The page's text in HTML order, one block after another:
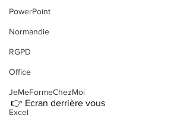
PowerPoint
Normandie
RGPD
Office
JeMeFormeChezMoi
Excel
👉 Ecran derrière vous